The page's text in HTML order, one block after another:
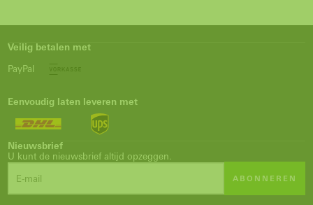
Veilig betalen met
PayPal
Eenvoudig laten leveren met
Nieuwsbrief
U kunt de nieuwsbrief altijd opzeggen.
ABONNEREN